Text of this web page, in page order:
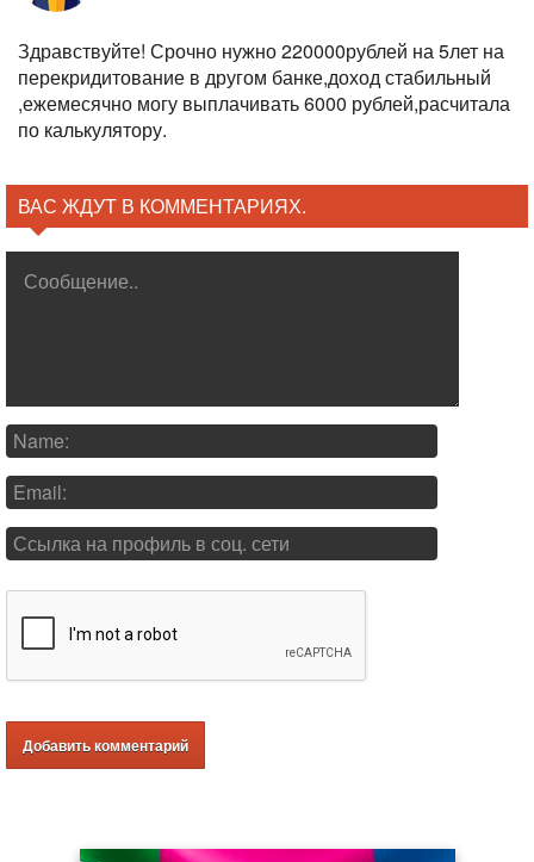
Здравствуйте! Срочно нужно 220000рублей на 5лет на
перекридитование в другом банке,доход стабильный
,ежемесячно могу выплачивать 6000 рублей,расчитала
по калькулятору.
ВАС ЖДУТ В КОММЕНТАРИЯХ.